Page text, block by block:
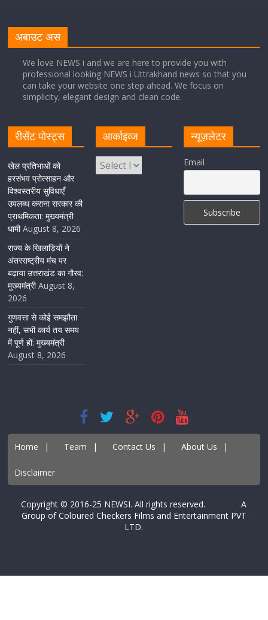
Cabinet Baithak: उत्तराखंड में श्रमिकों को हर महीने 7 तारीख
तक मिलेगी मजदूरी, ओवरटाइम पर मिलेगा दोगुना भुगतान
केंद्रीय रेल मंत्री ने मुख्यमंत्री के अनुरोध पर बनबसा रेलवे स्टेशन पर
अमृतसर–टनकपुर एक्सप्रेस के ठहराव को स्वीकृति
अबाउट अस
We love NEWS i and we are here to provide you with
professional looking NEWS i Uttrakhand news so that you
can take your website one step ahead. We focus on
simplicity, elegant design and clean code.
रीसेंट पोस्ट्स
खेल प्रतिभाओं को
हरसंभव प्रोत्साहन और
विश्वस्तरीय सुविधाएँ
उपलब्ध कराना सरकार की
प्राथमिकता: मुख्यमंत्री
धामी August 8, 2026
राज्य के खिलाड़ियों ने
अंतरराष्ट्रीय मंच पर
बढ़ाया उत्तराखंड का गौरव:
मुख्यमंत्री August 8,
2026
गुणवत्ता से कोई समझौता
नहीं, सभी कार्य तय समय
में पूर्ण हों: मुख्यमंत्री
August 8, 2026
आर्काइव्ज न्यूज़लेटर
Email
Home | Team | Contact Us | About Us |
Disclaimer
Copyright © 2016-25 NEWSI. All rights reserved. A
Group of Coloured Checkers Films and Entertainment PVT
LTD.